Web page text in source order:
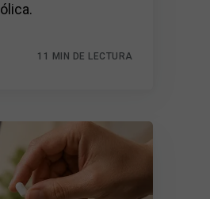
11 MIN DE LECTURA